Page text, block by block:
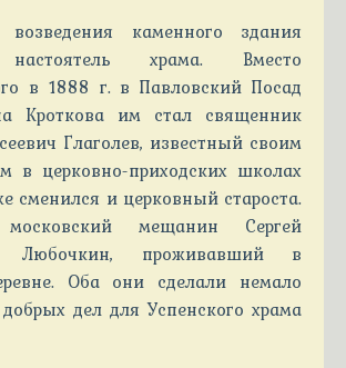
каменного здания
храма. Вместо
в 1888 г. в Павловский Посад
Кроткова им стал священник
Глаголев, известный своим
в церковно-приходских школах
сменился и церковный староста.
мещанин Сергей
Любочкин, проживавший в
Оба они сделали немало
дел для Успенского храма